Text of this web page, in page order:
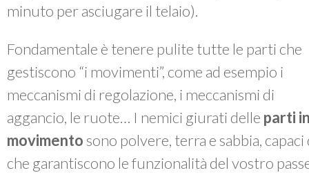
minuto per asciugare il telaio).
Fondamentale è tenere pulite tutte le parti che
gestiscono “i movimenti”, come ad esempio i
meccanismi di regolazione, i meccanismi di
aggancio, le ruote… I nemici giurati delle parti
movimento sono polvere, terra e sabbia,
che garantiscono le funzionalità del vostro